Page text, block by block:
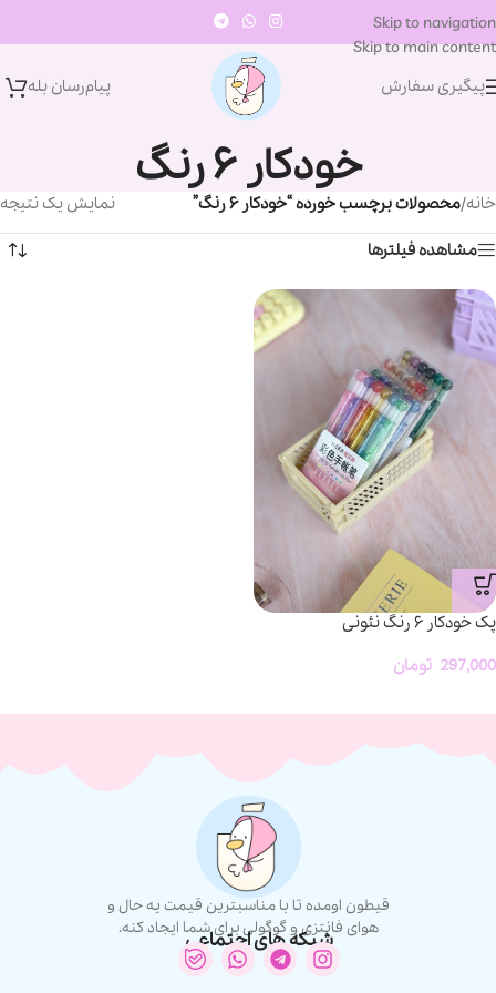
Skip to navigation
Skip to main content
پیگیری سفارش
پیام‌رسان‌ بله
خودکار ۶ رنگ
خانه/محصولات برچسب خورده “خودکار ۶ رنگ” نمایش یک نتیجه
مشاهده فیلترها
پک خودکار ۶ رنگ نئونی
297,000 تومان
قیطون اومده تا با مناسبترین قیمت یه حال و
هوای فانتزی و گوگولی برای شما ایجاد کنه.
شبکه های اجتماعی